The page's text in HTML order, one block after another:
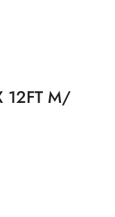
12FT M/